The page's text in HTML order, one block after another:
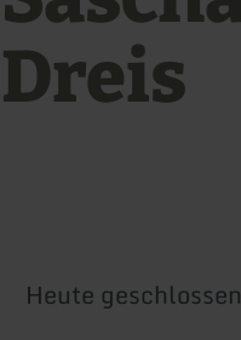
Dreis
Heute geschlossen